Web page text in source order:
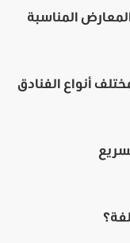
المناسبة
أنواع الفنادق